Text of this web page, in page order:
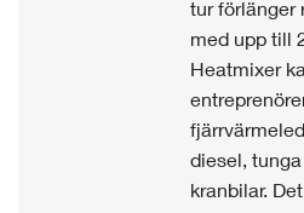
tur förlänger
med upp till
Heatmixer
diesel,
kranbilar.